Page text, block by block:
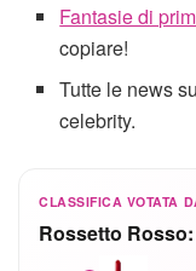
Fantasie di
copiare!
Tutte le news
celebrity.
CLASSIFICA VOTATA
Rossetto